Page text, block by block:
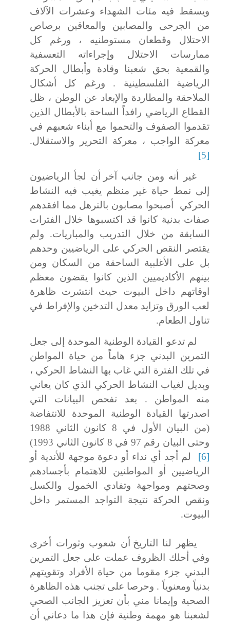
ويسقط فيه مئات الشهداء وعشرات الآلاف
من الجرحى والمصابين والمعاقين برصاص
الاحتلال وقطعان مستوطنيه ، ورغم كل
ممارسات الاحتلال وإجراءاته التعسفية
والقمعية بحق شعبنا وقادة وأبطال الحركة
الرياضية الفلسطينية . ورغم كل أشكال
الملاحقة والمطاردة والإبعاد عن الوطن ، ظل
القطاع الرياضي رافداً الساحة بالأبطال الذين
تقدموا الصفوف والتحموا مع أبناء شعبهم في
معركة الواجب ، معركة التحرير والاستقلال.
[5]
غير أنه ومن جانب آخر
أن لجأ الرياضيون
إلى نمط حياة غير منظم يغيب فيه النشاط
الحركي
أصبحوا مصابون بالترهل مما افقدهم
صفات بدنية كانوا قد اكتسبوها خلال الفترات
السابقة من خلال التدريب والمباريات.
ولم
يقتصر النقص الحركي على الرياضيين وحدهم
بل على الأغلبية الساحقة من السكان ومن
بينهم الأكاديميين الذين كانوا يقضون معظم
اوقاتهم داخل البيوت
حيث انتشرت ظاهرة
لعب الورق وتزايد معدل التدخين والإفراط في
تناول الطعام.
لم تدعو القيادة الوطنية الموحدة إلى جعل
التمرين البدني جزء هاماً من حياة المواطن
في تلك الفترة التي غاب بها النشاط الحركي ،
وبديل لغياب النشاط الحركي الذي كان يعاني
منه المواطن . بعد تفحص البيانات التي
اصدرتها القيادة الوطنية الموحدة للانتفاضة
(من البيان الأول في 8 كانون الثاني 1988
وحتى البيان رقم 97 في 8 كانون الثاني 1993)
[6]
لم أجد أي نداء أو دعوة موجهة للأندية أو
الرياضيين أو المواطنين للاهتمام بأجسادهم
وصحتهم ومواجهة وتفادي الخمول والكسل
ونقص الحركة نتيجة التواجد المستمر داخل
البيوت.
يظهر لنا
التاريخ أن شعوب وثورات أخرى
وفي أحلك الظروف عملت على جعل التمرين
البدني جزء مقوما من حياة الأفراد وتقويتهم
بدنياً ومعنوياً . وحرصا على تجنب هذه الظاهرة
الصحية وإيمانا مني بأن تعزيز الجانب الصحي
لشعبنا هو مهمة وطنية فإن هذا ما دعاني أن